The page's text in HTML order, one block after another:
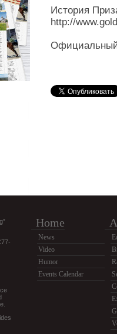
История
http://
Официальный
Home
News
Video
Humor
Events Calendar